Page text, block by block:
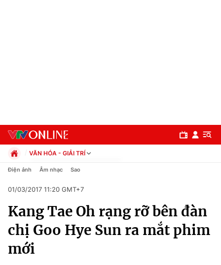
Chuyên mục
Chính trị
Xã hội
VĂN HÓA - GIẢI TRÍ
Chính trị
Pháp luật
Kinh tế
Thể thao
Truyền hình
Văn hóa - Giải trí
Điện ảnh Âm nhạc Sao
01/03/2017 11:20 GMT+7
Kang Tae Oh rạng rỡ bên đàn
chị Goo Hye Sun ra mắt phim
mới